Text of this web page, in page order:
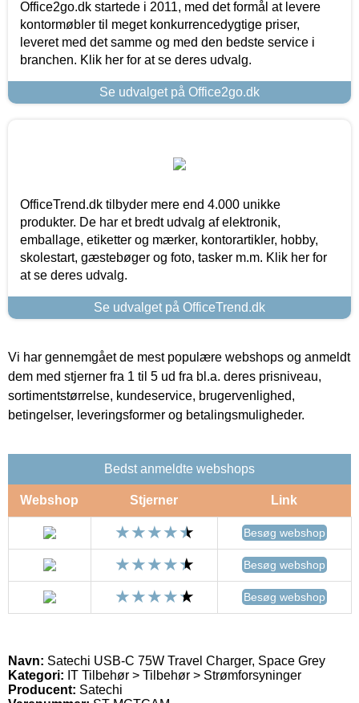
Office2go.dk startede i 2011, med det formål at levere
kontormøbler til meget konkurrencedygtige priser,
leveret med det samme og med den bedste service i
branchen. Klik her for at se deres udvalg.
Se udvalget på Office2go.dk
OfficeTrend.dk tilbyder mere end 4.000 unikke
produkter. De har et bredt udvalg af elektronik,
emballage, etiketter og mærker, kontorartikler, hobby,
skolestart, gæstebøger og foto, tasker m.m. Klik her for
at se deres udvalg.
Se udvalget på OfficeTrend.dk
Vi har gennemgået de mest populære webshops og anmeldt
dem med stjerner fra 1 til 5 ud fra bl.a. deres prisniveau,
sortimentstørrelse, kundeservice, brugervenlighed,
betingelser, leveringsformer og betalingsmuligheder.
Bedst anmeldte webshops
Webshop Stjerner Link
Besøg webshop
Besøg webshop
Besøg webshop
Navn: Satechi USB-C 75W Travel Charger, Space Grey
Kategori: IT Tilbehør > Tilbehør > Strømforsyninger
Producent: Satechi